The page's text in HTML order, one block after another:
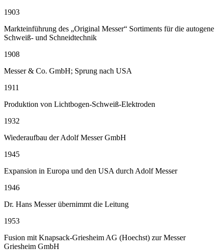
1903
Markteinführung des „Original Messer“ Sortiments für die autogene
Schweiß- und Schneidtechnik
1908
Messer & Co. GmbH; Sprung nach USA
1911
Produktion von Lichtbogen-Schweiß-Elektroden
1932
Wiederaufbau der Adolf Messer GmbH
1945
Expansion in Europa und den USA durch Adolf Messer
1946
Dr. Hans Messer übernimmt die Leitung
1953
Fusion mit Knapsack-Griesheim AG (Hoechst) zur Messer
Griesheim GmbH